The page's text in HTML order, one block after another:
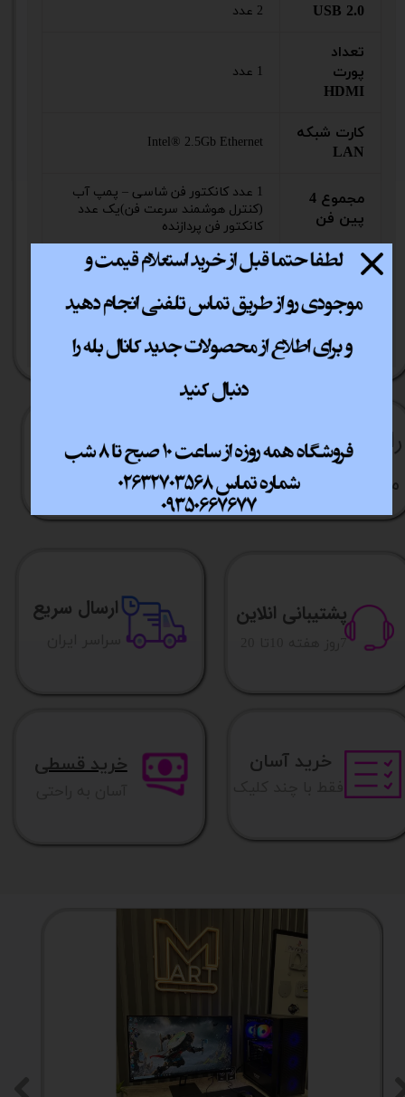
USB 2.0 2 عدد
تعداد
پورت
HDMI
1 عدد
کارت شبکه
LAN
Intel® 2.5Gb Ethernet
مجموع 4
پین فن
1 عدد کانکتور فن شاسی – پمپ آب
(کنترل هوشمند سرعت فن)یک عدد
کانکتور فن پردازنده
درگاه PS/2 1 عدد
پورت USB
4 عدد
راهنما​​​​​​​​​​​​​​ی خرید نحوه ارسال کالا
مشاوره قبل از خرید رویه بازگردانی کالا
پشتیبانی انلاین
​7روز هفته 10تا 20
ارسال سریع
خرید آسان خرید قسطی